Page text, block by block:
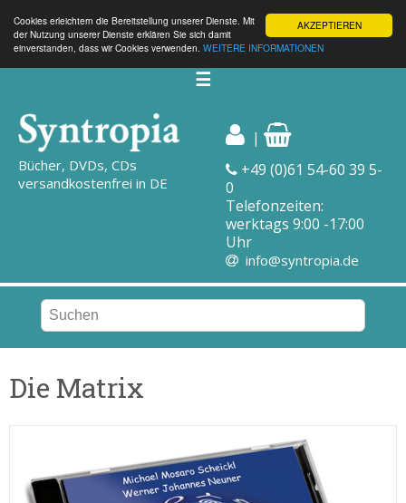
AKZEPTIEREN
Cookies erleichtern die Bereitstellung unserer Dienste. Mit
der Nutzung unserer Dienste erklären Sie sich damit
einverstanden, dass wir Cookies verwenden. WEITERE INFORMATIONEN
☰
Bücher, DVDs, CDs
versandkostenfrei in DE
|
+49 (0)61 54-60 39 5-
0
Telefonzeiten:
werktags 9:00 -17:00
Uhr
info@syntropia.de
Die Matrix